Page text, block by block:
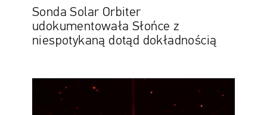
Sonda Solar Orbiter
udokumentowała Słońce z
niespotykaną dotąd dokładnością